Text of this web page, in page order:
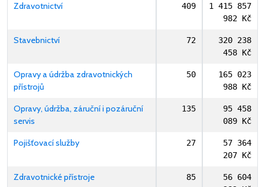
Zdravotnictví 409
1 415 857
982 Kč
Stavebnictví 72
320 238
458 Kč
Opravy a údržba zdravotnických
přístrojů
50
165 023
988 Kč
Opravy, údržba, záruční i pozáruční
servis
135
95 458
089 Kč
Pojišťovací služby 27
57 364
207 Kč
Zdravotnické přístroje 85
56 604